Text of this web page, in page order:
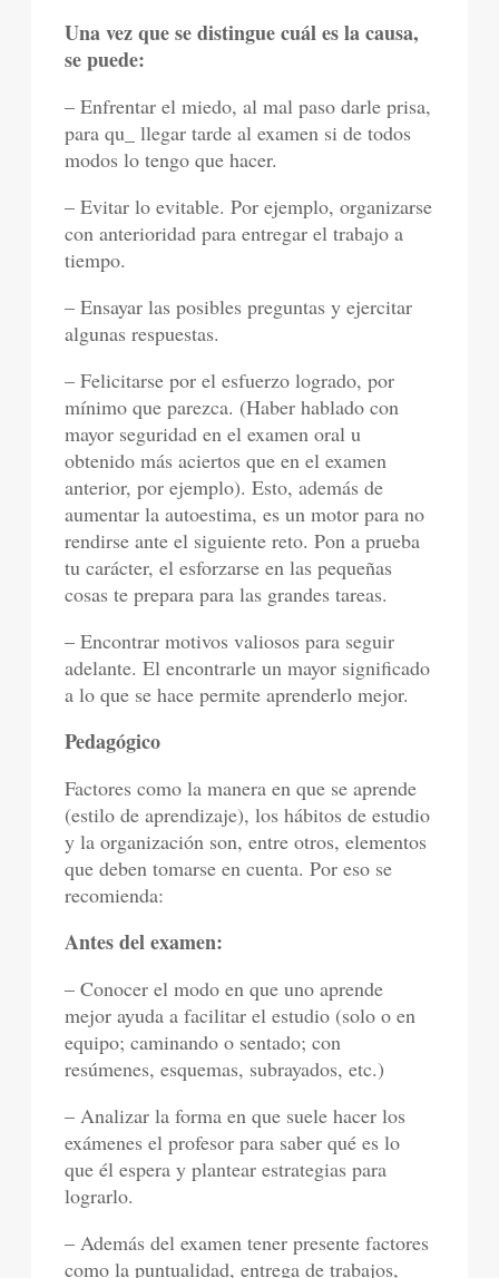
Una vez que se distingue cuál es la causa,
se puede:
– Enfrentar el miedo, al mal paso darle prisa,
para qu_ llegar tarde al examen si de todos
modos lo tengo que hacer.
– Evitar lo evitable. Por ejemplo, organizarse
con anterioridad para entregar el trabajo a
tiempo.
– Ensayar las posibles preguntas y ejercitar
algunas respuestas.
– Felicitarse por el esfuerzo logrado, por
mínimo que parezca. (Haber hablado con
mayor seguridad en el examen oral u
obtenido más aciertos que en el examen
anterior, por ejemplo). Esto, además de
aumentar la autoestima, es un motor para no
rendirse ante el siguiente reto. Pon a prueba
tu carácter, el esforzarse en las pequeñas
cosas te prepara para las grandes tareas.
– Encontrar motivos valiosos para seguir
adelante. El encontrarle un mayor significado
a lo que se hace permite aprenderlo mejor.
Pedagógico
Factores como la manera en que se aprende
(estilo de aprendizaje), los hábitos de estudio
y la organización son, entre otros, elementos
que deben tomarse en cuenta. Por eso se
recomienda:
Antes del examen:
– Conocer el modo en que uno aprende
mejor ayuda a facilitar el estudio (solo o en
equipo; caminando o sentado; con
resúmenes, esquemas, subrayados, etc.)
– Analizar la forma en que suele hacer los
exámenes el profesor para saber qué es lo
que él espera y plantear estrategias para
lograrlo.
– Además del examen tener presente factores
como la puntualidad, entrega de trabajos,